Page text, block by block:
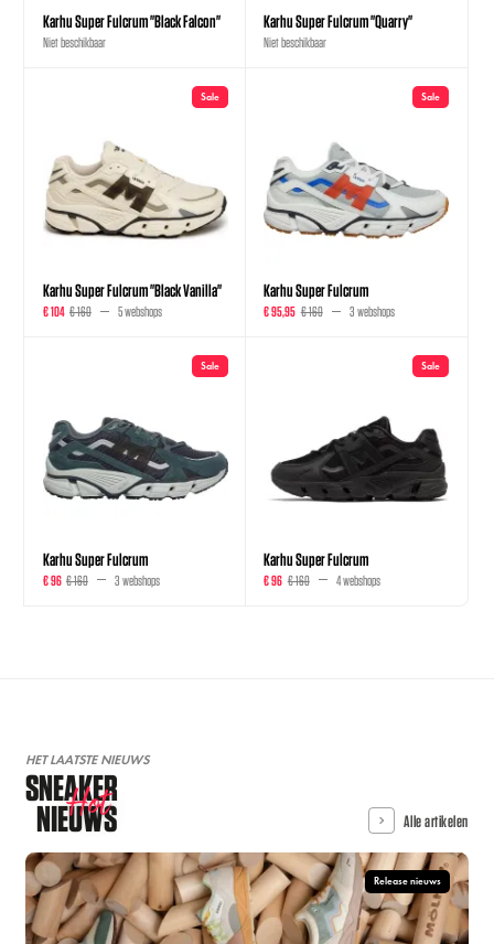
Karhu Super Fulcrum "Black Falcon"
Niet beschikbaar
Karhu Super Fulcrum "Quarry"
Niet beschikbaar
Sale
Karhu Super Fulcrum "Black Vanilla"
€ 104 € 160 5 webshops
Sale
Karhu Super Fulcrum
€ 95,95 € 160 3 webshops
Sale
Karhu Super Fulcrum
€ 96 € 160 3 webshops
Sale
Karhu Super Fulcrum
€ 96 € 160 4 webshops
HET LAATSTE NIEUWS
SNEAKER
NIEUWS
Hot Alle artikelen
Release nieuws